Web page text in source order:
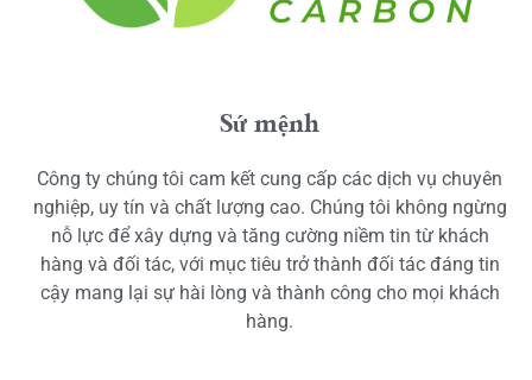
Sứ mệnh
Công ty chúng tôi cam kết cung cấp các dịch vụ chuyên
nghiệp, uy tín và chất lượng cao. Chúng tôi không ngừng
nỗ lực để xây dựng và tăng cường niềm tin từ khách
hàng và đối tác, với mục tiêu trở thành đối tác đáng tin
cậy mang lại sự hài lòng và thành công cho mọi khách
hàng.